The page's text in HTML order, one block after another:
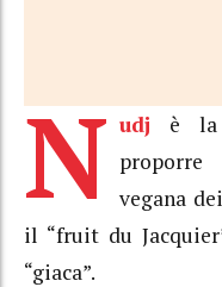
N udj è la
vegana
il “fruit du
“giaca”.